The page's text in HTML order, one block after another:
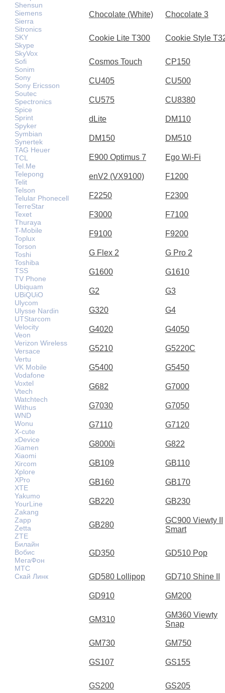
Shensun
Siemens
Sierra
Sitronics
SKY
Skype
SkyVox
Sofi
Sonim
Sony
Sony Ericsson
Soutec
Spectronics
Spice
Sprint
Spyker
Symbian
Synertek
TAG Heuer
TCL
Tel.Me
Telepong
Telit
Telson
Telular Phonecell
TerreStar
Texet
Thuraya
T-Mobile
Toplux
Torson
Toshi
Toshiba
TSS
TV Phone
Ubiquam
UBiQUiO
Ulycom
Ulysse Nardin
UTStarcom
Velocity
Veon
Verizon Wireless
Versace
Vertu
VK Mobile
Vodafone
Voxtel
Vtech
Watchtech
Withus
WND
Wonu
X-cute
xDevice
Xiamen
Xiaomi
Xircom
Xplore
XPro
XTE
Yakumo
YourLine
Zakang
Zapp
Zetta
ZTE
Билайн
Вобис
МегаФон
МТС
Скай Линк
Chocolate (White) Chocolate 3
Cookie Lite T300 Cookie Style
Cosmos Touch CP150
CU405 CU500
CU575 CU8380
dLite DM110
DM150 DM510
E900 Optimus 7 Ego Wi-Fi
enV2 (VX9100) F1200
F2250 F2300
F3000 F7100
F9100 F9200
G Flex 2 G Pro 2
G1600 G1610
G2 G3
G320 G4
G4020 G4050
G5210 G5220C
G5400 G5450
G682 G7000
G7030 G7050
G7110 G7120
G8000i G822
GB109 GB110
GB160 GB170
GB220 GB230
GB280
GC900 Viewty II
Smart
GD350 GD510 Pop
GD580 Lollipop GD710 Shine II
GD910 GM200
GM310
GM360 Viewty
Snap
GM730 GM750
GS107 GS155
GS200 GS205